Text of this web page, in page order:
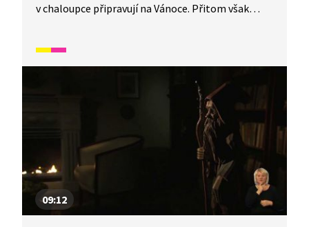
v chaloupce připravují na Vánoce. Přitom však
09:12